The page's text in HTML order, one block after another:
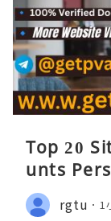
Top 20
unts
rgtu 1